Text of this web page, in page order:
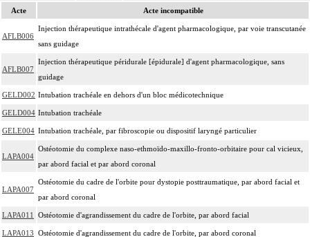
Acte Acte incompatible
AFLB006
Injection thérapeutique intrathécale d'agent pharmacologique, par voie transcutanée
sans guidage
AFLB007
Injection thérapeutique péridurale [épidurale] d'agent pharmacologique, sans
guidage
GELD002 Intubation trachéale en dehors d'un bloc médicotechnique
GELD004 Intubation trachéale
GELE004 Intubation trachéale, par fibroscopie ou dispositif laryngé particulier
LAPA004
Ostéotomie du complexe naso-ethmoïdo-maxillo-fronto-orbitaire pour cal vicieux,
par abord facial et par abord coronal
LAPA007
Ostéotomie du cadre de l'orbite pour dystopie posttraumatique, par abord facial et
par abord coronal
LAPA011 Ostéotomie d'agrandissement du cadre de l'orbite, par abord facial
LAPA013 Ostéotomie d'agrandissement du cadre de l'orbite, par abord coronal